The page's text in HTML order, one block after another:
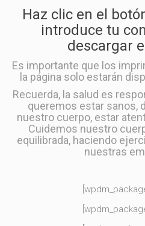
Haz clic en el
introduce tu
descargar
Es importante que los
la página solo estarán
Recuerda, la salud es
queremos estar sanos,
nuestro cuerpo, estar
Cuidemos nuestro
equilibrada, haciendo
nuestras